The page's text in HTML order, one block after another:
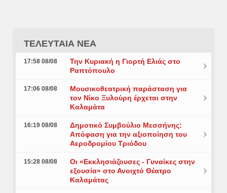
ΤΕΛΕΥΤΑΙΑ ΝΕΑ
17:58 08/08
Την Κυριακή η Γιορτή Ελιάς στο
Ραπτόπουλο
17:06 08/08
Μουσικοθεατρική παράσταση για
τον Νίκο Ξυλούρη έρχεται στην
Καλαμάτα
16:19 08/08
Δημοτικό Συμβούλιο Μεσσήνης:
Απόφαση για την αξιοποίηση του
Αεροδρομίου Τριόδου
15:28 08/08
Οι «Εκκλησιάζουσες - Γυναίκες στην
εξουσία» στο Ανοιχτό Θέατρο
Καλαμάτας